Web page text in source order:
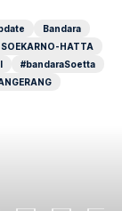
Bandara
HATTA
#bandaraSoetta